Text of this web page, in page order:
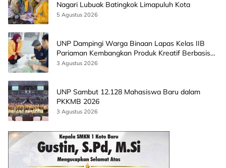
Nagari Lubuak Batingkok Limapuluh Kota
5 Agustus 2026
UNP Dampingi Warga Binaan Lapas Kelas IIB
Pariaman Kembangkan Produk Kreatif Berbasis
AI
3 Agustus 2026
UNP Sambut 12.128 Mahasiswa Baru dalam
PKKMB 2026
3 Agustus 2026